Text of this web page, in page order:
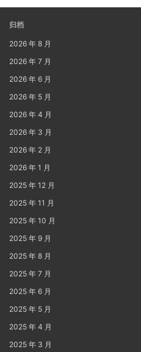
归档
2026 年 8 月
2026 年 7 月
2026 年 6 月
2026 年 5 月
2026 年 4 月
2026 年 3 月
2026 年 2 月
2026 年 1 月
2025 年 12 月
2025 年 11 月
2025 年 10 月
2025 年 9 月
2025 年 8 月
2025 年 7 月
2025 年 6 月
2025 年 5 月
2025 年 4 月
2025 年 3 月